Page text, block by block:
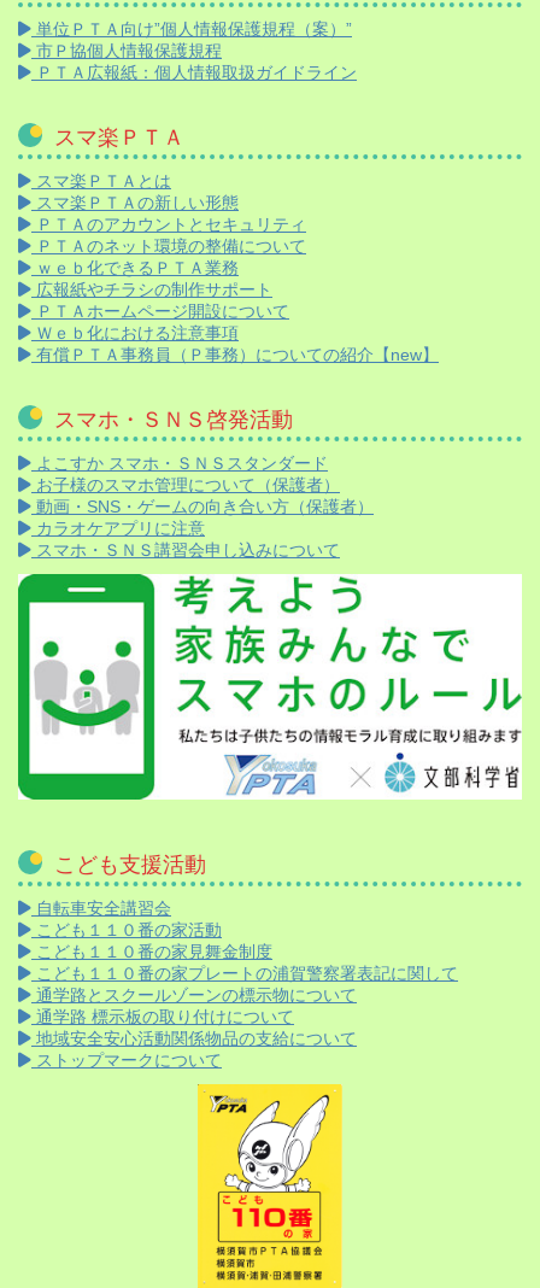
単位ＰＴＡ向け”個人情報保護規程（案）”
市Ｐ協個人情報保護規程
ＰＴＡ広報紙：個人情報取扱ガイドライン
スマ楽ＰＴＡ
スマ楽ＰＴＡとは
スマ楽ＰＴＡの新しい形態
ＰＴＡのアカウントとセキュリティ
ＰＴＡのネット環境の整備について
ｗｅｂ化できるＰＴＡ業務
広報紙やチラシの制作サポート
ＰＴＡホームページ開設について
Ｗｅｂ化における注意事項
有償ＰＴＡ事務員（Ｐ事務）についての紹介【new】
スマホ・ＳＮＳ啓発活動
よこすか スマホ・ＳＮＳスタンダード
お子様のスマホ管理について（保護者）
動画・SNS・ゲームの向き合い方（保護者）
カラオケアプリに注意
スマホ・ＳＮＳ講習会申し込みについて
こども支援活動
自転車安全講習会
こども１１０番の家活動
こども１１０番の家見舞金制度
こども１１０番の家プレートの浦賀警察署表記に関して
通学路とスクールゾーンの標示物について
通学路 標示板の取り付けについて
地域安全安心活動関係物品の支給について
ストップマークについて